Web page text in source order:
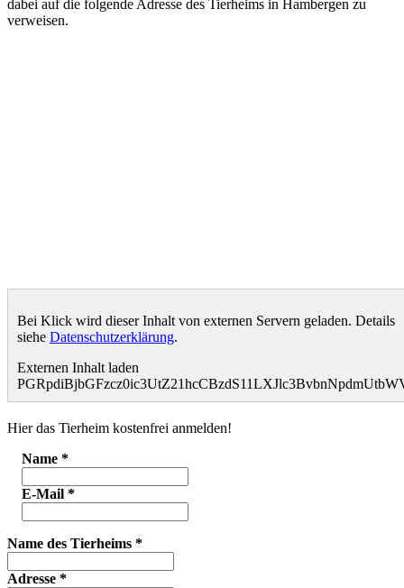
dabei auf die folgende Adresse des Tierheims in Hambergen zu
verweisen.
Bei Klick wird dieser Inhalt von externen Servern geladen. Details
siehe Datenschutzerklärung.
Externen Inhalt laden
Hier das Tierheim kostenfrei anmelden!
Name *
E-Mail *
Name des Tierheims *
Adresse *